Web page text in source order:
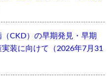
（CKD）の早期発見・早期
装に向けて（2026年7月31